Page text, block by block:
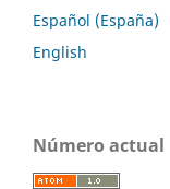
Español (España)
English
Número actual